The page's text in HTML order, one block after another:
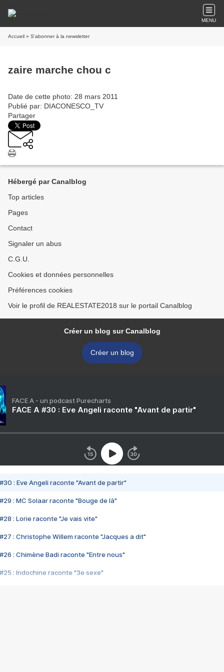
MENU
Accueil » S'abonner à la newsletter
zaire marche chou c
Date de cette photo: 28 mars 2011
Publié par: DIACONESCO_TV
Partager
Hébergé par Canalblog
Top articles
Pages
Contact
Signaler un abus
C.G.U.
Cookies et données personnelles
Préférences cookies
Voir le profil de REALESTATE2018 sur le portail Canalblog
Créer un blog sur Canalblog
Créer un blog
FACE A - un podcast Purecharts
FACE A #30 : Eve Angeli raconte "Avant de partir"
#30 : Eve Angeli raconte "Avant de partir"
#29 : MC Solaar raconte "Bouge de là"
#28 : Lorie raconte "Je vais vite"
#27 : Christophe Willem raconte "Jacques a dit"
#26 : Chimène Badi raconte "Entre nous"
#25 : Indochine raconte "3e sexe"